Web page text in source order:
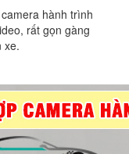
hành trình
rất gọn gàng
xe.